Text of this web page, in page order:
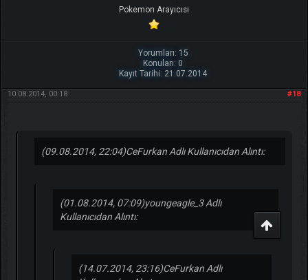
Pokemon Arayıcısı
Yorumları: 15
Konuları: 0
Kayıt Tarihi: 21.07.2014
#18
10.08.2014, 00:18
(09.08.2014, 22:04)CeFurkan Adlı Kullanıcıdan Alıntı:
(01.08.2014, 07:09)youngeagle_3 Adlı
Kullanıcıdan Alıntı:
(14.07.2014, 23:16)CeFurkan Adlı